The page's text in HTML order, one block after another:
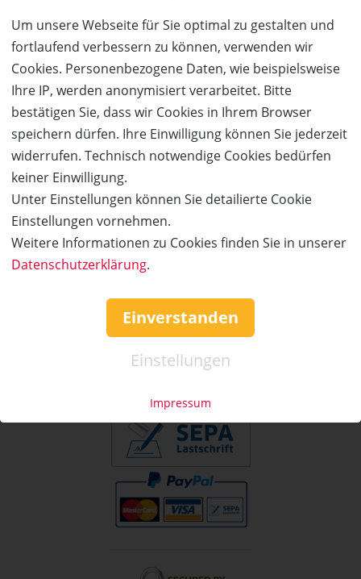
Um unsere Webseite für Sie optimal zu gestalten und
fortlaufend verbessern zu können, verwenden wir
Cookies. Personenbezogene Daten, wie beispielsweise
Ihre IP, werden anonymisiert verarbeitet. Bitte
bestätigen Sie, dass wir Cookies in Ihrem Browser
speichern dürfen. Ihre Einwilligung können Sie jederzeit
widerrufen. Technisch notwendige Cookies bedürfen
keiner Einwilligung.
Unter Einstellungen können Sie detailierte Cookie
Einstellungen vornehmen.
Weitere Informationen zu Cookies finden Sie in unserer
Datenschutzerklärung.
Einverstanden
Einstellungen
Impressum
BESTELLUNG FORTSETZEN
Kauf über bestehendes Kundenkonto
Wenn Sie bereits ein Kundenkonto haben, können Sie sich
nachfolgend einloggen. Die Daten, die zur Bestellung nötig sind,
werden dann automatisch aus Ihrem Kundenkonto
übernommen.
ANMELDEN
Mo. - Fr. 09:00-16:00
Tel.: +49 (0)941 46 39 63 90
info@coupon-future.de